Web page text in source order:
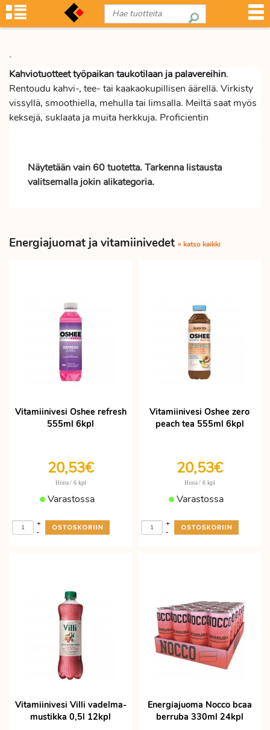
-
Kahviotuotteet työpaikan taukotilaan ja palavereihin.
Rentoudu kahvi-, tee- tai kaakaokupillisen äärellä. Virkisty
vissyllä, smoothiella, mehulla tai limsalla. Meiltä saat myös
keksejä, suklaata ja muita herkkuja. Proficientin
valmistajien laatutuotteita, mm. Paulig, Valio, LU, Oatly,
Twinings, Nordqvist, Fazer, Huhtamäki ja Duni.
Näytetään vain 60 tuotetta. Tarkenna listausta
valitsemalla jokin alikategoria.
Energiajuomat ja vitamiinivedet » katso kaikki
Vitamiinivesi Oshee refresh
555ml 6kpl
20,53€
Hinta / 6 kpl
Varastossa
-
+
Vitamiinivesi Oshee zero
peach tea 555ml 6kpl
20,53€
Hinta / 6 kpl
Varastossa
-
+
Vitamiinivesi Villi vadelma-
mustikka 0,5l 12kpl
Energiajuoma Nocco bcaa
berruba 330ml 24kpl